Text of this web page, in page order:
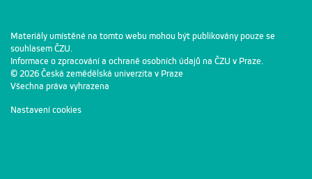
Materiály umístěné na tomto webu mohou být publikovány pouze se
souhlasem ČZU.
Informace o zpracování a ochraně osobních údajů na ČZU v Praze.
© 2026 Česká zemědělská univerzita v Praze
Všechna práva vyhrazena
Nastavení cookies